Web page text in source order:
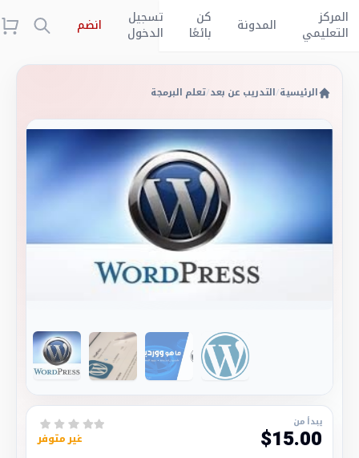
المركز
التعليمي
المدونة
كن
بائعًا
تسجيل
الدخول
انضم
الرئيسية/التدريب عن بعد/تعلم البرمجة
يبدأ من
$15.00 غير متوفر